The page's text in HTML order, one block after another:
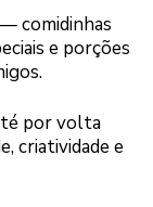
comidinhas
e porções
por volta
criatividade e